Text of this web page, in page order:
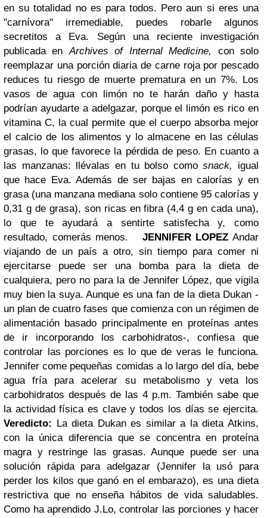
en su totalidad no es para todos. Pero aun si eres una
"carnívora" irremediable, puedes robarle algunos
secretitos a Eva. Según una reciente investigación
publicada enArchives of Internal Medicine,
con solo
reemplazar una porción diaria de carne roja por pescado
reduces tu riesgo de muerte prematura en un 7%. Los
vasos de agua con limón no te harán daño y hasta
podrían ayudarte a adelgazar, porque el limón es rico en
vitamina C, la cual permite que el cuerpo absorba mejor
el calcio de los alimentos y lo almacene en las células
grasas, lo que favorece la pérdida de peso. En cuanto a
las manzanas: llévalas en tu bolso comosnack,
igual
que hace Eva. Además de ser bajas en calorías y en
grasa (una manzana mediana solo contiene 95 calorías y
0,31 g de grasa), son ricas en fibra (4,4 g en cada una),
lo que te ayudará a sentirte satisfecha y, como
resultado, comerás menos.
JENNIFER LOPEZ Andar
viajando de un país a otro, sin tiempo para comer ni
ejercitarse puede ser una bomba para la dieta de
cualquiera, pero no para la de Jennifer López, que vigila
muy bien la suya. Aunque es una fan de la dieta Dukan -
un plan de cuatro fases que comienza con un régimen de
alimentación basado principalmente en proteínas antes
de ir incorporando los carbohidratos-, confiesa que
controlar las porciones es lo que de veras le funciona.
Jennifer come pequeñas comidas a lo largo del día, bebe
agua fría para acelerar su metabolismo y veta los
carbohidratos después de las 4 p.m. También sabe que
la actividad física es clave y todos los días se ejercita.
Veredicto: La dieta Dukan es similar a la dieta Atkins,
con la única diferencia que se concentra en proteína
magra y restringe las grasas. Aunque puede ser una
solución rápida para adelgazar (Jennifer la usó para
perder los kilos que ganó en el embarazo), es una dieta
restrictiva que no enseña hábitos de vida saludables.
Como ha aprendido J.Lo, controlar las porciones y hacer